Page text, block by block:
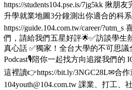
https://students104.pse.is/7jg5kk 揪朋
升學就業地圖3分鐘測出你適合的科
https://guide.104.com.tw/career/
們，請給我們五星好評🌟✅訪談學生
真心話 ✅獨家！全台大學的不可思議
Podcast🎙️陪你一起找方向追蹤我們的
這裡讀👉https://bit.ly/3NGC28L✉合作
104youth@104.com.tw 課業、打工、